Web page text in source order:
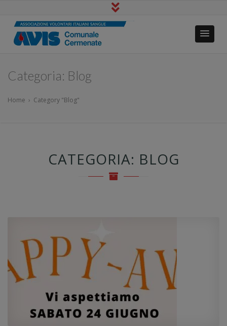
Categoria: Blog
Home › Category "Blog"
CATEGORIA: BLOG